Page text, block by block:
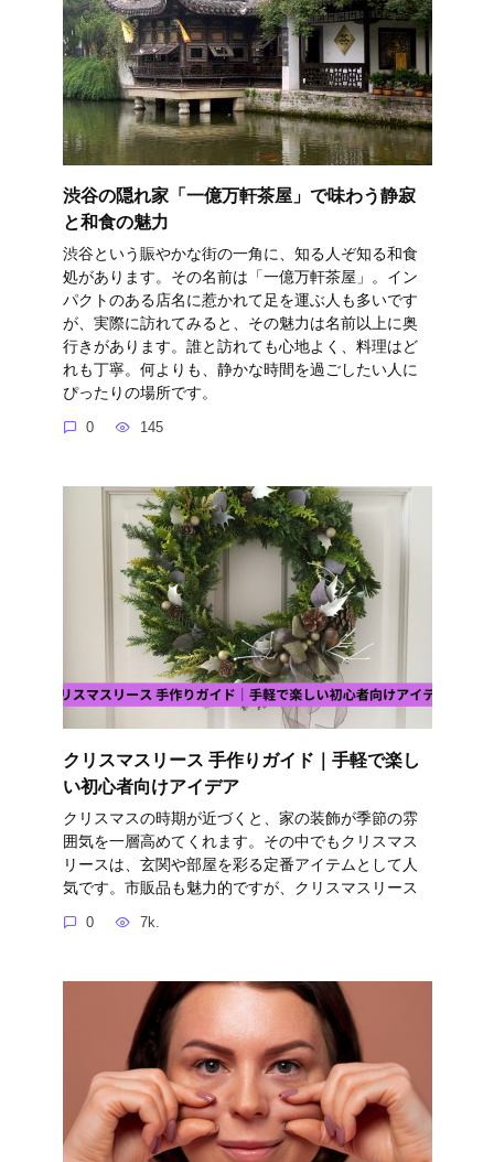
渋谷の隠れ家「一億万軒茶屋」で味わう静寂
と和食の魅力
渋谷という賑やかな街の一角に、知る人ぞ知る和食
処があります。その名前は「一億万軒茶屋」。イン
パクトのある店名に惹かれて足を運ぶ人も多いです
が、実際に訪れてみると、その魅力は名前以上に奥
行きがあります。誰と訪れても心地よく、料理はど
れも丁寧。何よりも、静かな時間を過ごしたい人に
ぴったりの場所です。
0 145
クリスマスリース 手作りガイド｜手軽で楽し
い初心者向けアイデア
クリスマスの時期が近づくと、家の装飾が季節の雰
囲気を一層高めてくれます。その中でもクリスマス
リースは、玄関や部屋を彩る定番アイテムとして人
気です。市販品も魅力的ですが、クリスマスリース
0 7k.